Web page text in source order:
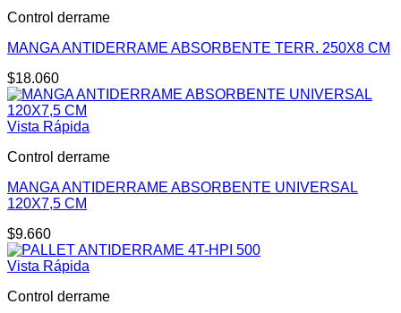
Control derrame
MANGA ANTIDERRAME ABSORBENTE TERR. 250X8 CM
$18.060
Vista Rápida
Control derrame
MANGA ANTIDERRAME ABSORBENTE UNIVERSAL
120X7,5 CM
$9.660
Vista Rápida
Control derrame